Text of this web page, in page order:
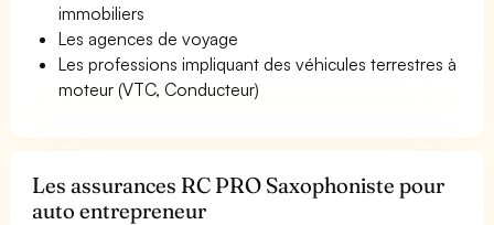
immobiliers
Les agences de voyage
Les professions impliquant des véhicules terrestres à
moteur (VTC, Conducteur)
Les assurances RC PRO Saxophoniste pour
auto entrepreneur